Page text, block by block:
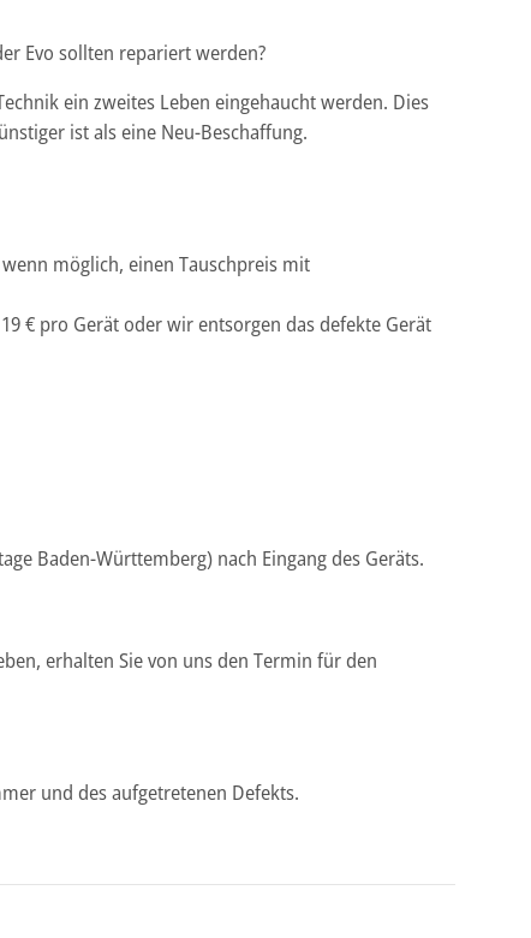
Evo sollten repariert werden?
ein zweites Leben eingehaucht werden. Dies
ist als eine Neu-Beschaffung.
möglich, einen Tauschpreis mit
€ pro Gerät oder wir entsorgen das defekte Gerät
Baden-Württemberg) nach Eingang des Geräts.
erhalten Sie von uns den Termin für den
und des aufgetretenen Defekts.